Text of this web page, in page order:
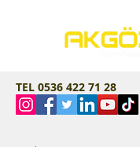
TEL 0536 422 71 28